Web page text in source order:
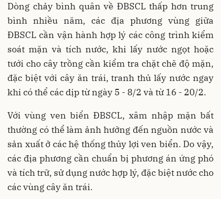
Dòng chảy bình quân về ĐBSCL thấp hơn trung
bình nhiều năm, các địa phương vùng giữa
ĐBSCL cần vận hành hợp lý các công trình kiểm
soát mặn và tích nước, khi lấy nước ngọt hoặc
tưới cho cây trồng cần kiểm tra chặt chẽ độ mặn,
đặc biệt với cây ăn trái, tranh thủ lấy nước ngay
khi có thể các dịp từ ngày 5 - 8/2 và từ 16 - 20/2.
Với vùng ven biển ĐBSCL, xâm nhập mặn bất
thường có thể làm ảnh hưởng đến nguồn nước và
sản xuất ở các hệ thống thủy lợi ven biển. Do vậy,
các địa phương cần chuẩn bị phương án ứng phó
và tích trữ, sử dụng nước hợp lý, đặc biệt nước cho
các vùng cây ăn trái.